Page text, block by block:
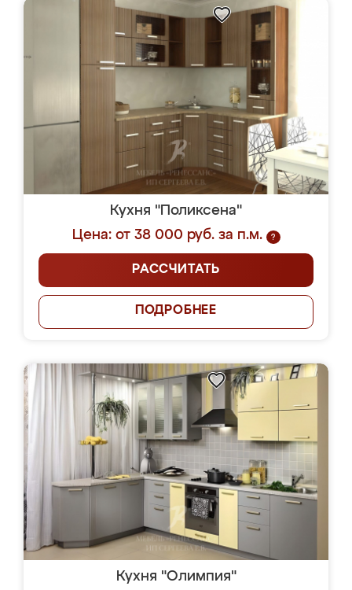
Кухня "Поликсена"
Цена: от 38 000 руб. за п.м.
?
РАССЧИТАТЬ
ПОДРОБНЕЕ
Кухня "Олимпия"